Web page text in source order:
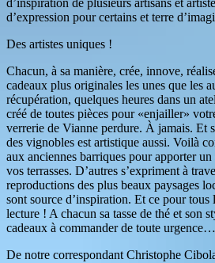
d’inspiration de plusieurs artisans et
d’expression pour certains et terre
Des artistes uniques !
Chacun, à sa manière, crée, innove,
cadeaux plus originales les unes que les
récupération, quelques heures dans un
créé de toutes pièces pour «enjailler»
verrerie de Vianne perdure. À jamais. Et
des vignobles est artistique aussi. Voilà
aux anciennes barriques pour apporter
vos terrasses. D’autres s’expriment à
reproductions des plus beaux paysages
sont source d’inspiration. Et ce pour tous
lecture ! A chacun sa tasse de thé et son
cadeaux à commander de toute urgence…
De notre correspondant Christophe